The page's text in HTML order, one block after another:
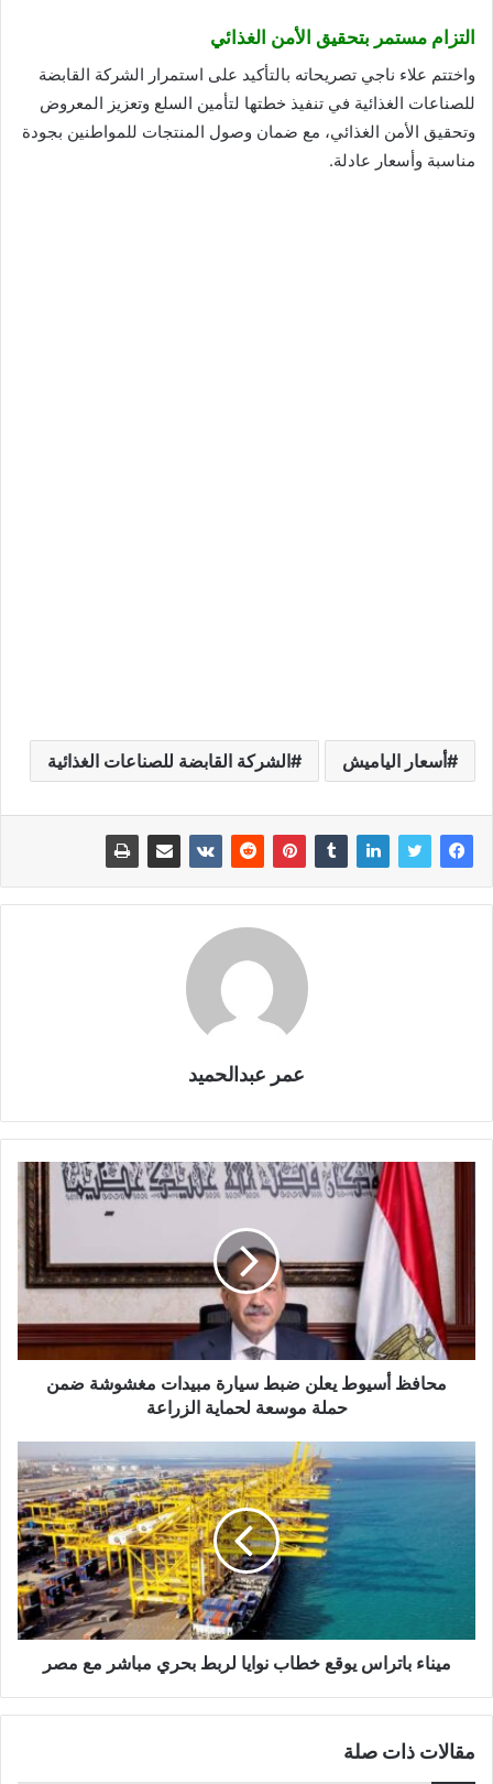
التزام مستمر بتحقيق الأمن الغذائي
واختتم علاء ناجي تصريحاته بالتأكيد على استمرار الشركة القابضة
للصناعات الغذائية في تنفيذ خطتها لتأمين السلع وتعزيز المعروض
وتحقيق الأمن الغذائي، مع ضمان وصول المنتجات للمواطنين بجودة
مناسبة وأسعار عادلة.
أسعار الياميش الشركة القابضة للصناعات الغذائية
عمر عبدالحميد
محافظ أسيوط يعلن ضبط سيارة مبيدات مغشوشة ضمن
حملة موسعة لحماية الزراعة
ميناء باتراس يوقع خطاب نوايا لربط بحري مباشر مع مصر
مقالات ذات صلة